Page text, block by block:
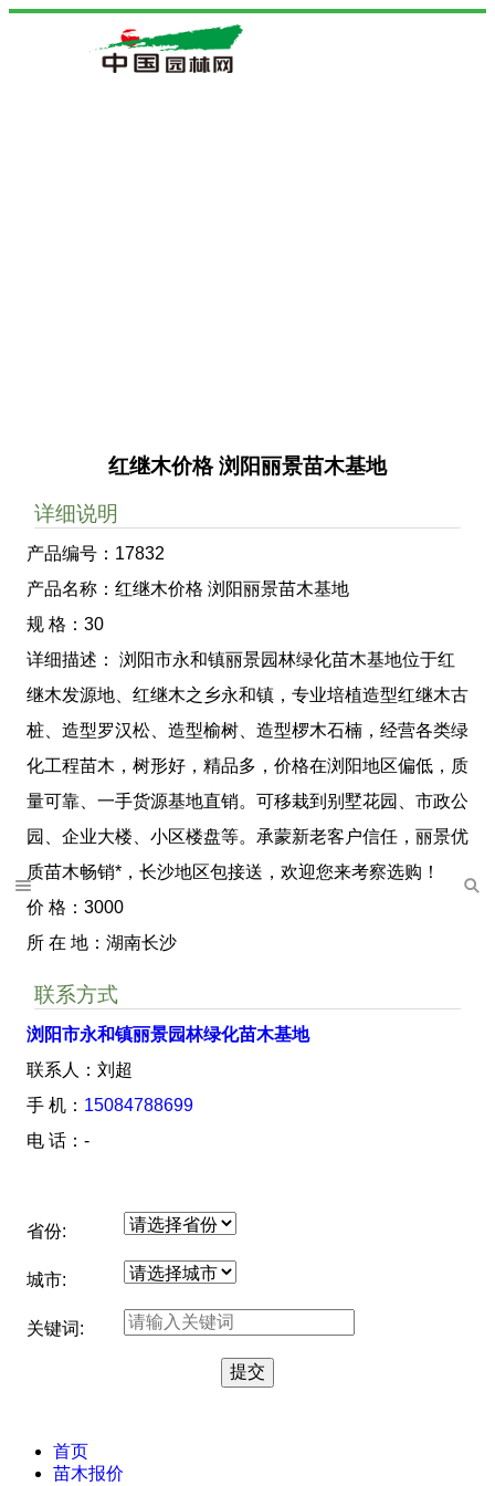
红继木价格 浏阳丽景苗木基地
详细说明
产品编号：17832
产品名称：红继木价格 浏阳丽景苗木基地
规 格：30
详细描述： 浏阳市永和镇丽景园林绿化苗木基地位于红
继木发源地、红继木之乡永和镇，专业培植造型红继木古
桩、造型罗汉松、造型榆树、造型椤木石楠，经营各类绿
化工程苗木，树形好，精品多，价格在浏阳地区偏低，质
量可靠、一手货源基地直销。可移栽到别墅花园、市政公
园、企业大楼、小区楼盘等。承蒙新老客户信任，丽景优
质苗木畅销*，长沙地区包接送，欢迎您来考察选购！
价 格：3000
所 在 地：湖南长沙
联系方式
浏阳市永和镇丽景园林绿化苗木基地
联系人：刘超
手 机： 15084788699
电 话：-
省份:
城市:
关键词:
首页
苗木报价